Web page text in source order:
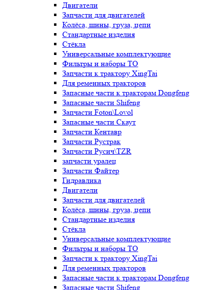
Двигатели
Запчасти для двигателей
Колёса, шины, груза, цепи
Стандартные изделия
Стёкла
Универсальные комплектующие
Фильтры и наборы ТО
Запчасти к трактору XingTai
Для ременных тракторов
Запасные части к тракторам Dongfeng
Запасные части Shifeng
Запчасти Foton\Lovol
Запасные части Скаут
Запчасти Кентавр
Запчасти Рустрак
Запчасти Русич\TZR
запчасти уралец
Запчасти Файтер
Гидравлика
Двигатели
Запчасти для двигателей
Колёса, шины, груза, цепи
Стандартные изделия
Стёкла
Универсальные комплектующие
Фильтры и наборы ТО
Запчасти к трактору XingTai
Для ременных тракторов
Запасные части к тракторам Dongfeng
Запасные части Shifeng